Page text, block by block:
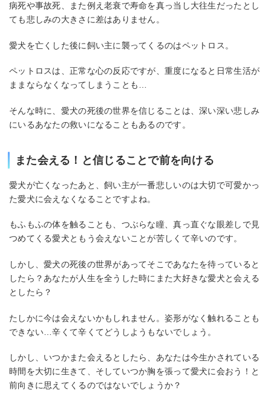
病死や事故死、また例え老衰で寿命を真っ当し大往生だったとし
ても悲しみの大きさに差はありません。
愛犬を亡くした後に飼い主に襲ってくるのはペットロス。
ペットロスは、正常な心の反応ですが、重度になると日常生活が
ままならなくなってしまうことも…
そんな時に、愛犬の死後の世界を信じることは、深い深い悲しみ
にいるあなたの救いになることもあるのです。
また会える！と信じることで前を向ける
愛犬が亡くなったあと、飼い主が一番悲しいのは大切で可愛かっ
た愛犬に会えなくなることですよね。
もふもふの体を触ることも、つぶらな瞳、真っ直ぐな眼差しで見
つめてくる愛犬ともう会えないことが苦しくて辛いのです。
しかし、愛犬の死後の世界があってそこであなたを待っていると
したら？あなたが人生を全うした時にまた大好きな愛犬と会える
としたら？
たしかに今は会えないかもしれません。姿形がなく触れることも
できない…辛くて辛くてどうしようもないでしょう。
しかし、いつかまた会えるとしたら、あなたは今生かされている
時間を大切に生きて、そしていつか胸を張って愛犬に会おう！と
前向きに思えてくるのではないでしょうか？